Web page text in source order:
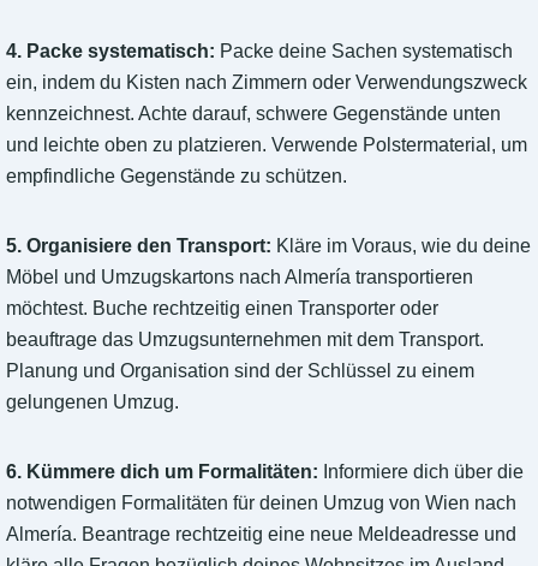
4. Packe systematisch: Packe deine Sachen systematisch
ein, indem du Kisten nach Zimmern oder Verwendungszweck
kennzeichnest. Achte darauf, schwere Gegenstände unten
und leichte oben zu platzieren. Verwende Polstermaterial, um
empfindliche Gegenstände zu schützen.
5. Organisiere den Transport: Kläre im Voraus, wie du deine
Möbel und Umzugskartons nach Almería transportieren
möchtest. Buche rechtzeitig einen Transporter oder
beauftrage das Umzugsunternehmen mit dem Transport.
Planung und Organisation sind der Schlüssel zu einem
gelungenen Umzug.
6. Kümmere dich um Formalitäten: Informiere dich über die
notwendigen Formalitäten für deinen Umzug von Wien nach
Almería. Beantrage rechtzeitig eine neue Meldeadresse und